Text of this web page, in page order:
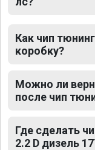
Как чип
коробку?
Можно ли
после чип
Где сделать
2.2 D дизель